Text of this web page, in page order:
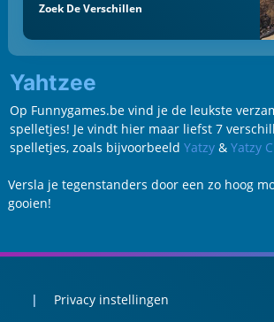
Zoek De Verschillen
Yahtzee
Op Funnygames.be vind je de leukste
spelletjes! Je vindt hier maar liefst 7
spelletjes, zoals bijvoorbeeld Yatzy& Yatzy
Versla je tegenstanders door een zo hoog
gooien!
Privacy instellingen